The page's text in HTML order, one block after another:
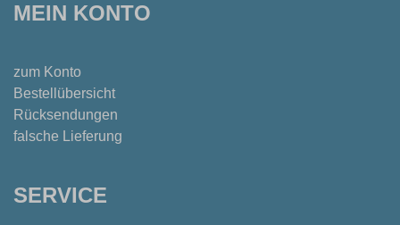
MEIN KONTO
zum Konto
Bestellübersicht
Rücksendungen
falsche Lieferung
SERVICE